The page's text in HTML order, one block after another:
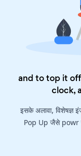
and to top it off,
clock,
इसके अलावा, विशेषज्ञ
Pop Up जैसे powr